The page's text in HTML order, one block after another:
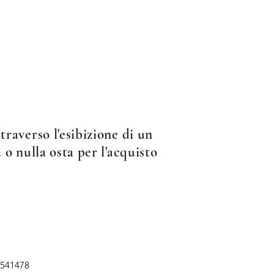
l'esibizione di un
nulla osta per l'acquisto